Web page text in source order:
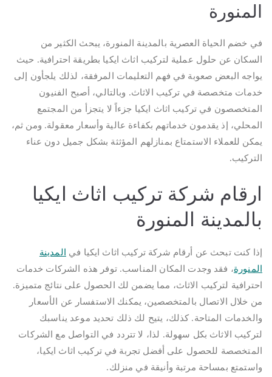
المنورة
في خضم الحياة العصرية بالمدينة المنورة، يبحث الكثير من
السكان عن حلول عملية لتركيب اثاث ايكيا بطريقة احترافية. حيث
يواجه البعض صعوبة في فهم التعليمات المرفقة، لذلك يلجأون إلى
خدمات متخصصة في تركيب الاثاث. وبالتالي، أصبح الفنيون
المتخصصون في تركيب اثاث ايكيا جزءاً لا يتجزأ من المجتمع
المحلي، إذ يقدمون خدماتهم بكفاءة عالية وأسعار معقولة. ومن ثم،
يمكن للعملاء الاستمتاع بمنازلهم المؤثثة بشكل جميل دون عناء
التركيب.
ارقام شركة تركيب اثاث ايكيا
بالمدينة المنورة
إذا كنت تبحث عن أرقام شركة تركيب اثاث ايكيا في
المدينة
المنورة، فقد وجدت المكان المناسب. توفر هذه الشركات خدمات
احترافية لتركيب الاثاث، مما يضمن لك الحصول على نتائج متميزة.
من خلال الاتصال بالمتخصصين، يمكنك الاستفسار عن الأسعار
والخدمات المتاحة. كذلك، يتيح لك ذلك تحديد موعد يناسبك
لتركيب الاثاث بكل سهولة. لذا، لا تتردد في التواصل مع الشركات
المتخصصة للحصول على أفضل تجربة في تركيب اثاث ايكيا،
واستمتع بمساحة مرتبة وأنيقة في منزلك.